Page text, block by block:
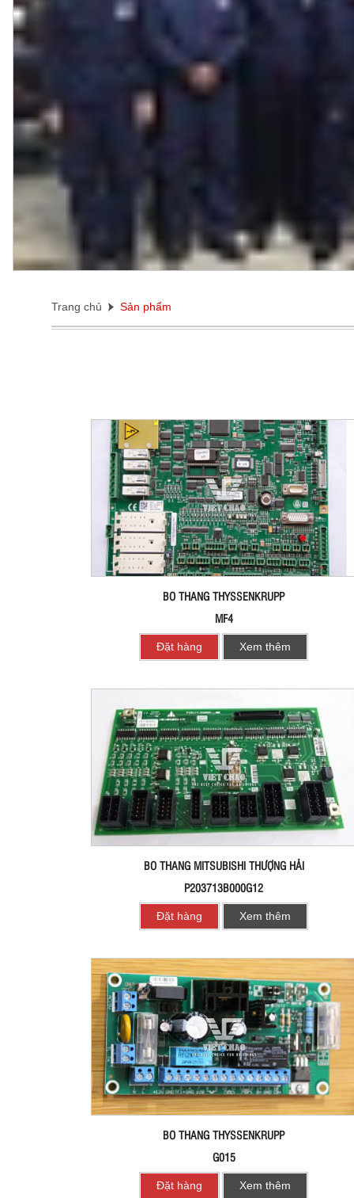
Trang chủ Sản phẩm
BO THANG THYSSENKRUPP
MF4
Đặt hàng Xem thêm
BO THANG MITSUBISHI THƯỢNG HẢI
P203713B000G12
Đặt hàng Xem thêm
BO THANG THYSSENKRUPP
G015
Đặt hàng Xem thêm